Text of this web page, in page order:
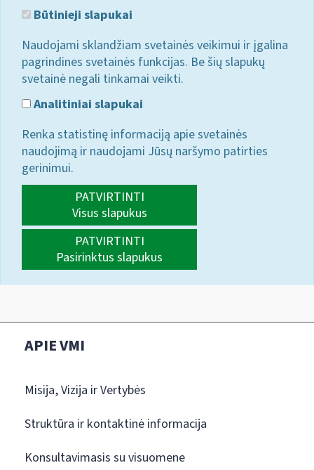
Būtinieji slapukai
Naudojami sklandžiam svetainės veikimui ir įgalina
pagrindines svetainės funkcijas. Be šių slapukų
svetainė negali tinkamai veikti.
Analitiniai slapukai
Renka statistinę informaciją apie svetainės
naudojimą ir naudojami Jūsų naršymo patirties
gerinimui.
PATVIRTINTI
Visus slapukus
PATVIRTINTI
Pasirinktus slapukus
APIE VMI
Misija, Vizija ir Vertybės
Struktūra ir kontaktinė informacija
Konsultavimasis su visuomene